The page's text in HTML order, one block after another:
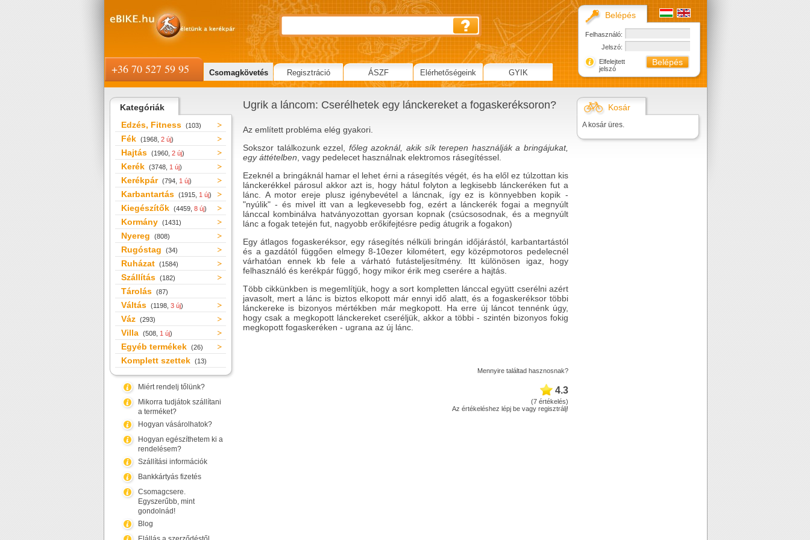
Kategóriák
Edzés, Fitness (103)
Fék (1968, 2 új)
Hajtás (1960, 2 új)
Kerék (3748, 1 új)
Kerékpár (794, 1 új)
Karbantartás (1915, 1 új)
Kiegészítők (4459, 8 új)
Kormány (1431)
Nyereg (808)
Rugóstag (34)
Ruházat (1584)
Szállítás (182)
Tárolás (87)
Váltás (1198, 3 új)
Váz (293)
Villa (508, 1 új)
Egyéb termékek (26)
Komplett szettek (13)
Miért rendelj tőlünk?
Mikorra tudjátok szállítani
a terméket?
Hogyan vásárolhatok?
Hogyan egészíthetem ki a
rendelésem?
Szállítási információk
Bankkártyás fizetés
Csomagcsere.
Egyszerűbb, mint
gondolnád!
Blog
Ugrik a láncom: Cserélhetek egy lánckereket a fogaskeréksoron?
Az említett probléma elég gyakori.
Sokszor találkozunk ezzel, főleg azoknál, akik sík terepen használják a bringájukat,
egy áttételben , vagy pedelecet használnak elektromos rásegítéssel.
Ezeknél a bringáknál hamar el lehet érni a rásegítés végét, és ha elől ez túlzottan kis
lánckerékkel párosul akkor azt is, hogy hátul folyton a legkisebb lánckeréken fut a
lánc. A motor ereje plusz igénybevétel a láncnak, így ez is könnyebben kopik -
"nyúlik" - és mivel itt van a legkevesebb fog, ezért a lánckerék fogai a megnyúlt
lánccal kombinálva hatványozottan gyorsan kopnak (csúcsosodnak, és a megnyúlt
lánc a fogak tetején fut, nagyobb erőkifejtésre pedig átugrik a fogakon)
Egy átlagos fogaskeréksor, egy rásegítés nélküli bringán időjárástól, karbantartástól
és a gazdától függően elmegy 8-10ezer kilométert, egy középmotoros pedelecnél
várhatóan ennek kb fele a várható futásteljesítmény. Itt különösen igaz, hogy
felhasználó és kerékpár függő, hogy mikor érik meg cserére a hajtás.
Több cikkünkben is megemlítjük, hogy a sort kompletten lánccal együtt cserélni azért
javasolt, mert a lánc is biztos elkopott már ennyi idő alatt, és a fogaskeréksor többi
lánckereke is bizonyos mértékben már megkopott. Ha erre új láncot tennénk úgy,
hogy csak a megkopott lánckereket cseréljük, akkor a többi - szintén bizonyos fokig
megkopott fogaskeréken - ugrana az új lánc.
Mennyire találtad hasznosnak?
4.3
(7 értékelés)
Az értékeléshez lépj be vagy regisztrálj!
Kosár
A kosár üres.
Belépés
Felhasználó:
Jelszó:
Elfelejtett
jelszó
+36 70 527 59 95 Csomagkövetés Regisztráció ÁSZF Elérhetőségeink GYIK